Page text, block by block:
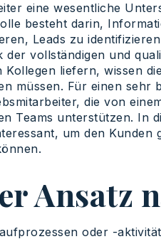
eine wesentliche
besteht darin,
Leads zu
der vollständigen und
liefern, wissen
müssen. Für einen sehr
die von
Teams unterstützen. In
um den Kunden
Ansatz
oder -